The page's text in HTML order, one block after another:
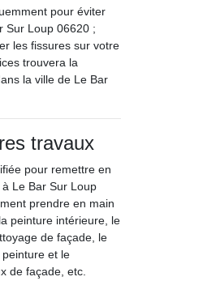
pour éviter
Sur Loup 06620 ;
les fissures sur votre
trouvera la
la ville de Le Bar
travaux
pour remettre en
Le Bar Sur Loup
prendre en main
peinture intérieure, le
de façade, le
et le
de façade, etc.